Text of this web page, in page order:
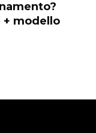
+ modello